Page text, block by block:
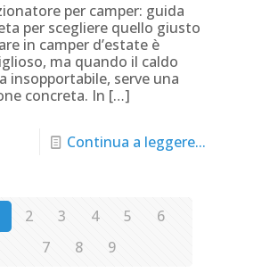
per camper: guida
per scegliere quello giusto
in camper d’estate è
ma quando il caldo
insopportabile, serve una
concreta. In […]
Continua a leggere...
2 3 4 5
6
7
8
9